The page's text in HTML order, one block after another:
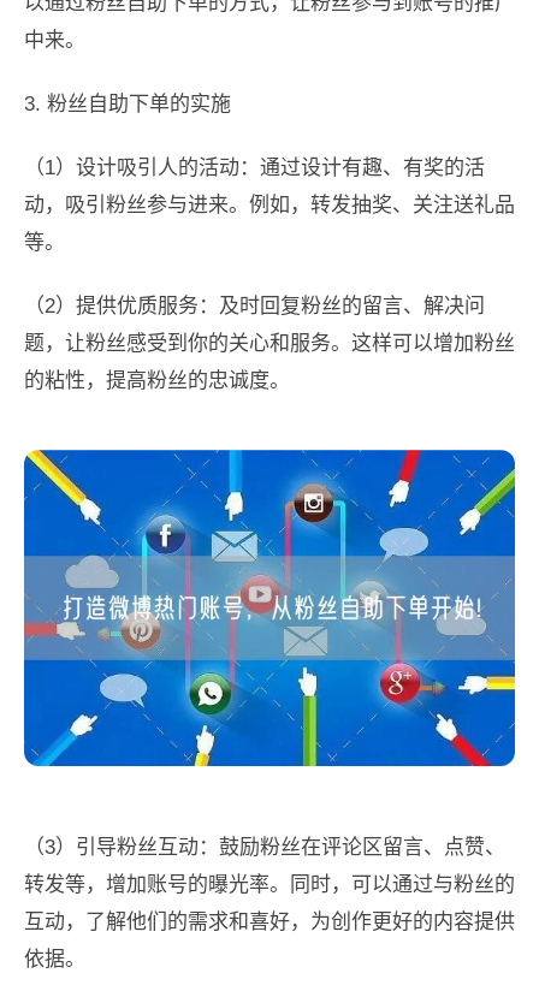
中来。
3. 粉丝自助下单的实施
（1）设计吸引人的活动：通过设计有趣、有奖的活
动，吸引粉丝参与进来。例如，转发抽奖、关注送礼品
等。
（2）提供优质服务：及时回复粉丝的留言、解决问
题，让粉丝感受到你的关心和服务。这样可以增加粉丝
的粘性，提高粉丝的忠诚度。
（3）引导粉丝互动：鼓励粉丝在评论区留言、点赞、
转发等，增加账号的曝光率。同时，可以通过与粉丝的
互动，了解他们的需求和喜好，为创作更好的内容提供
依据。